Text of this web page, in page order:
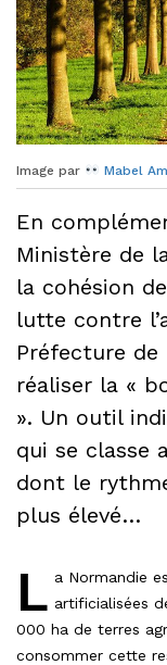
Image par Mabel
En
Ministère de
la cohésion
lutte contre
Préfecture
réaliser la «
». Un outil
qui se classe
dont le
plus élevé…
L a Normandie
artificialisées
000 ha de terres
consommer cette